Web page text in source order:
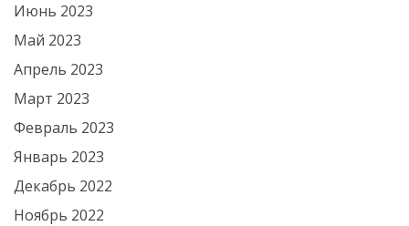
Июнь 2023
Май 2023
Апрель 2023
Март 2023
Февраль 2023
Январь 2023
Декабрь 2022
Ноябрь 2022